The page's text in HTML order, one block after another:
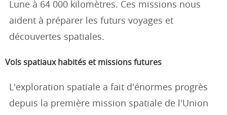
Lune à 64 000 kilomètres. Ces missions nous
aident à préparer les futurs voyages et
découvertes spatiales.
Vols spatiaux habités et missions futures
L'exploration spatiale a fait d'énormes progrès
depuis la première mission spatiale de l'Union